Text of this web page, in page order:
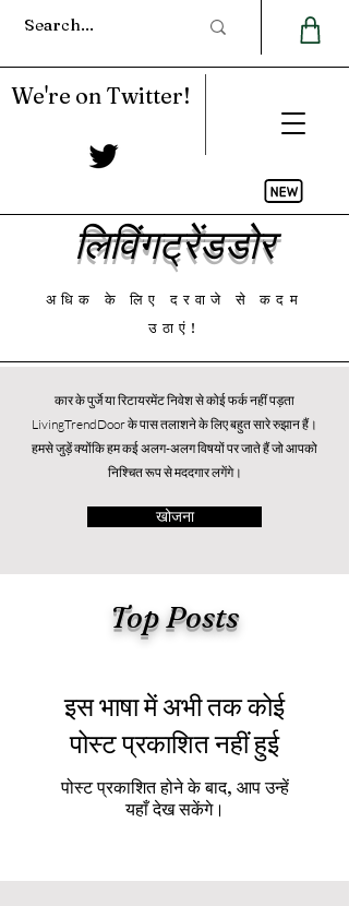
लिविंगट्रेंडडोर
अधिक के लिए दरवाजे से कदम
उठाएं!
We're on Twitter!
कार के पुर्जे या रिटायरमेंट निवेश से कोई फर्क नहीं पड़ता
LivingTrendDoor के पास तलाशने के लिए बहुत सारे रुझान हैं।
हमसे जुड़ें क्योंकि हम कई अलग-अलग विषयों पर जाते हैं जो आपको
निश्चित रूप से मददगार लगेंगे।
खोजना
Top Posts
इस भाषा में अभी तक कोई
पोस्ट प्रकाशित नहीं हुई
पोस्ट प्रकाशित होने के बाद, आप उन्हें
यहाँ देख सकेंगे।